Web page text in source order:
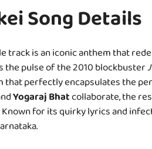
Song Details
track is an iconic anthem that
the pulse of the 2010 blockbuster
that perfectly encapsulates the
Yogaraj Bhatcollaborate, the
Known for its quirky lyrics and